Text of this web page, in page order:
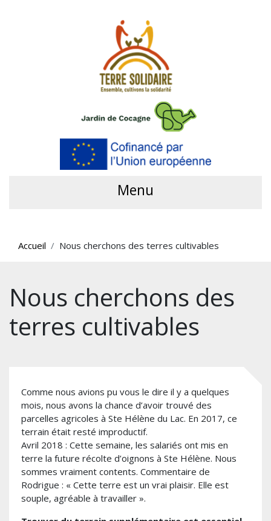
Menu
Accueil Nous cherchons des terres cultivables
Nous cherchons des
terres cultivables
Comme nous avions pu vous le dire il y a quelques
mois, nous avons la chance d’avoir trouvé des
parcelles agricoles à Ste Hélène du Lac. En 2017, ce
terrain était resté improductif.
Avril 2018 : Cette semaine, les salariés ont mis en
terre la future récolte d’oignons à Ste Hélène. Nous
sommes vraiment contents. Commentaire de
Rodrigue : « Cette terre est un vrai plaisir. Elle est
souple, agréable à travailler ».